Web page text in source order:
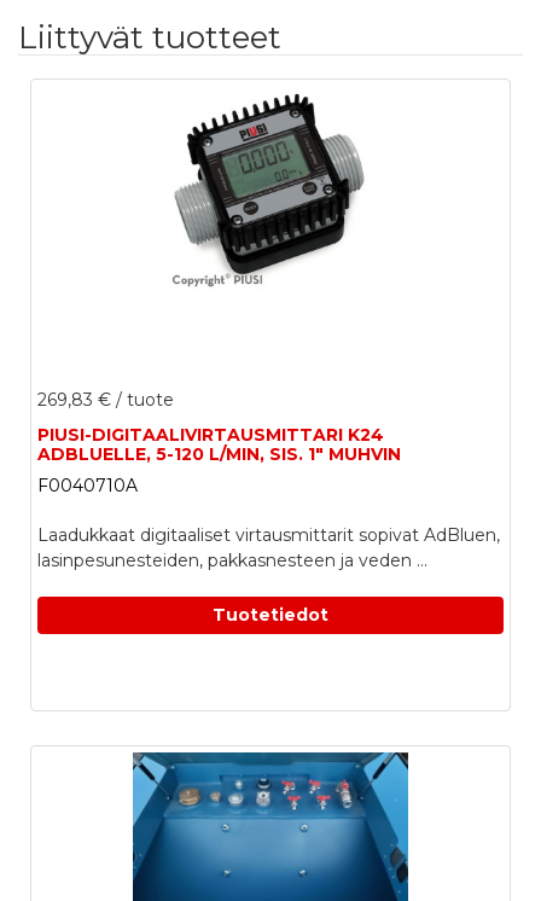
Liittyvät tuotteet
269,83 € / tuote
PIUSI-DIGITAALIVIRTAUSMITTARI K24
ADBLUELLE, 5-120 L/MIN, SIS. 1" MUHVIN
F0040710A
Laadukkaat digitaaliset virtausmittarit sopivat AdBluen,
lasinpesunesteiden, pakkasnesteen ja veden ...
Tuotetiedot